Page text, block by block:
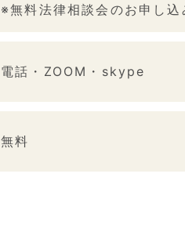
※無料法律相談会のお申し
電話・ZOOM・skype
無料